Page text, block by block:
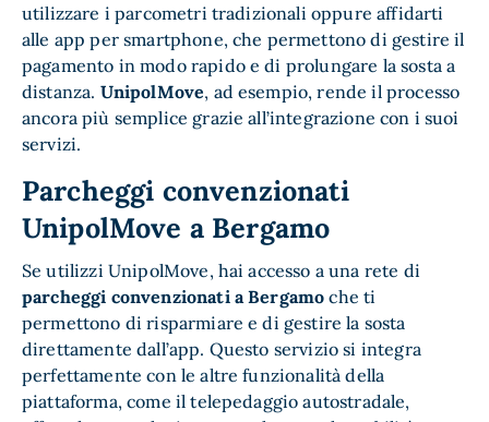
utilizzare i parcometri tradizionali oppure affidarti
alle app per smartphone, che permettono di gestire il
pagamento in modo rapido e di prolungare la sosta a
distanza. UnipolMove, ad esempio, rende il processo
ancora più semplice grazie all’integrazione con i suoi
servizi.
Parcheggi convenzionati
UnipolMove a Bergamo
Se utilizzi UnipolMove, hai accesso a una rete di
parcheggi convenzionati a Bergamo che ti
permettono di risparmiare e di gestire la sosta
direttamente dall’app. Questo servizio si integra
perfettamente con le altre funzionalità della
piattaforma, come il telepedaggio autostradale,